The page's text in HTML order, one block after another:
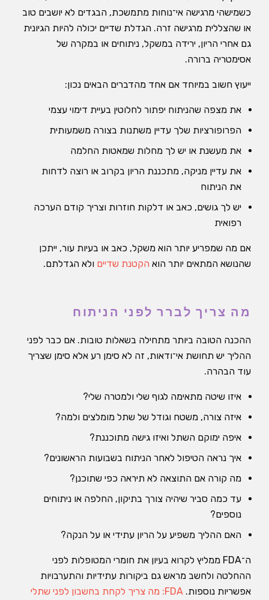
כשמישהי מרגישה אי־נוחות מתמשכת, הבגדים לא יושבים טוב
או שהצללית מרגישה זרה. הגדלת שדיים יכולה להיות הגיונית
גם אחרי הריון, ירידה במשקל, ניתוחים או במקרה של
אסימטריה ברורה.
ייעוץ חשוב במיוחד אם אחד מהדברים הבאים נכון:
את מצפה שהניתוח יפתור לחלוטין בעיית דימוי עצמי
הפרופורציות שלך עדיין משתנות בצורה משמעותית
את מעשנת או יש לך מחלות שמאטות החלמה
את עדיין מניקה, מתכננת הריון בקרוב או רוצה לדחות
את הניתוח
יש לך גושים, כאב או דלקות חוזרות וצריך קודם הערכה
רפואית
אם מה שמפריע יותר הוא משקל, כאב או בעיות עור, ייתכן
שהנושא המתאים יותר הוא הקטנת שדיים ולא הגדלתם.
מה צריך לברר לפני הניתוח
ההכנה הטובה ביותר מתחילה בשאלות טובות. אם כבר לפני
ההליך יש תחושת אי־ודאות, זה לא סימן רע אלא סימן שצריך
עוד הבהרה.
איזו שיטה מתאימה לגוף שלי ולמטרה שלי?
איזה צורה, משטח וגודל של שתל מומלצים ולמה?
איפה ימוקם השתל ואיזו גישה מתוכננת?
איך נראה הטיפול לאחר הניתוח בשבועות הראשונים?
מה קורה אם התוצאה לא תיראה כפי שתוכנן?
עד כמה סביר שיהיה צורך בתיקון, החלפה או ניתוחים
נוספים?
האם ההליך משפיע על הריון עתידי או על הנקה?
ה־FDA ממליץ לקרוא בעיון את חומרי המטופלות לפני
ההחלטה ולחשב מראש גם ביקורות עתידיות והתערבויות
אפשריות נוספות.
FDA: מה צריך לקחת בחשבון לפני שתלי